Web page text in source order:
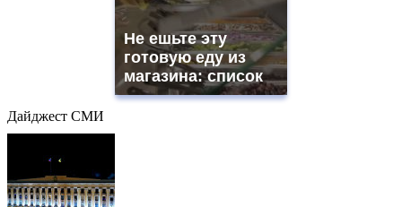
Не ешьте эту
готовую еду из
магазина: список
Дайджест СМИ